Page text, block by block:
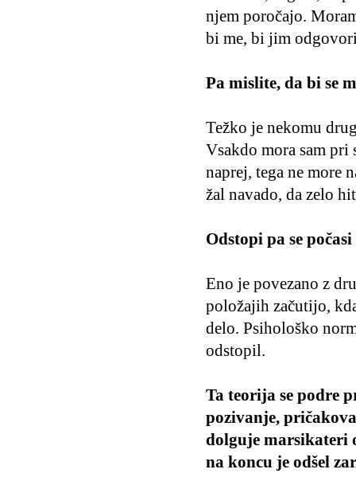
njem poročajo.
bi me, bi jim
Pa mislite, da bi se
Težko je nekomu
Vsakdo mora sam
naprej, tega ne more
žal navado, da zelo
Odstopi pa se
Eno je povezano z
položajih začutijo,
delo. Psihološko
odstopil.
Ta teorija se podre
pozivanje,
dolguje marsikateri
na koncu je odšel